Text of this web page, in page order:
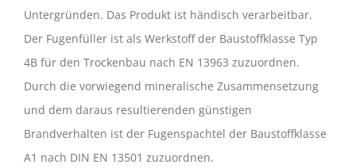
Untergründen. Das Produkt ist händisch verarbeitbar.
Der Fugenfüller ist als Werkstoff der Baustoffklasse Typ
4B für den Trockenbau nach EN 13963 zuzuordnen.
Durch die vorwiegend mineralische Zusammensetzung
und dem daraus resultierenden günstigen
Brandverhalten ist der Fugenspachtel der Baustoffklasse
A1 nach DIN EN 13501 zuzuordnen.